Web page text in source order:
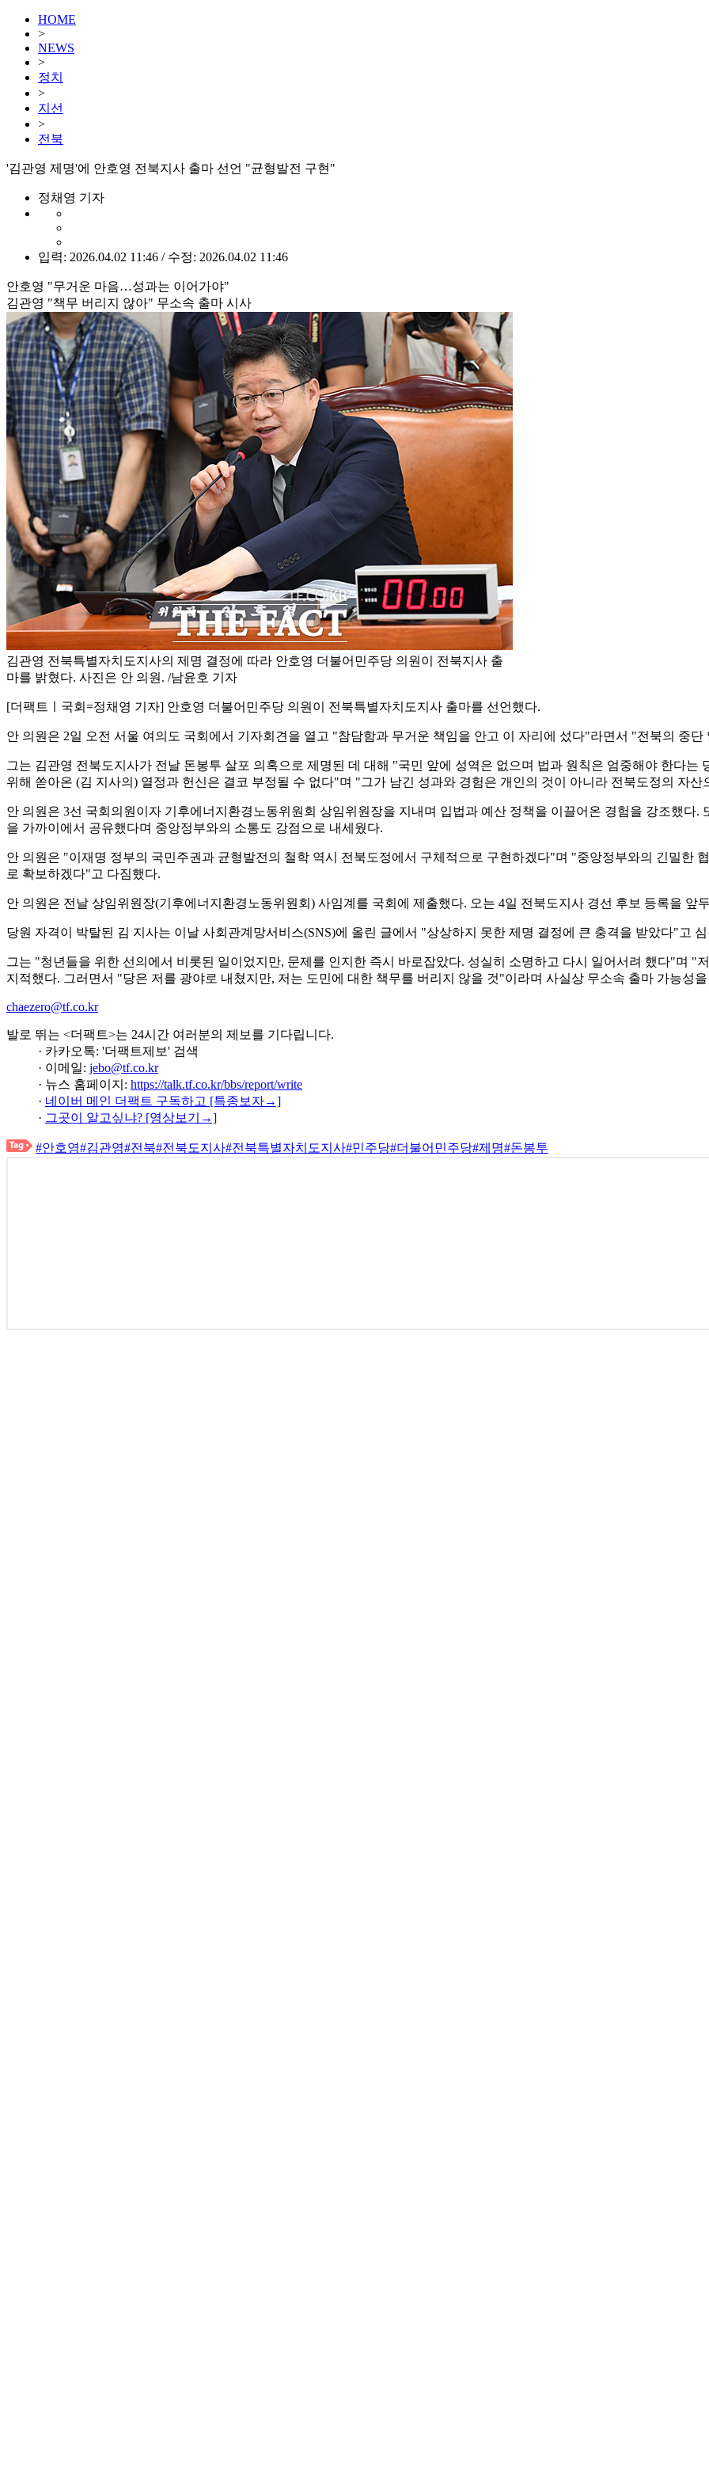
HOME
>
NEWS
>
정치
>
지선
>
전북
'김관영 제명'에 안호영 전북지사 출마 선언 "균형발전 구현"
정채영 기자
입력: 2026.04.02 11:46 / 수정: 2026.04.02 11:46
안호영 "무거운 마음…성과는 이어가야"
김관영 "책무 버리지 않아" 무소속 출마 시사
김관영 전북특별자치도지사의 제명 결정에 따라 안호영 더불어민주당 의원이 전북지사 출
마를 밝혔다. 사진은 안 의원. /남윤호 기자
[더팩트ㅣ국회=정채영 기자] 안호영 더불어민주당 의원이 전북특별자치도지사 출마를 선언했다.
안 의원은 2일 오전 서울 여의도 국회에서 기자회견을 열고 "참담함과 무거운 책임을 안고 이 자리에 섰다"라면서 "전북의 중
그는 김관영 전북도지사가 전날 돈봉투 살포 의혹으로 제명된 데 대해 "국민 앞에 성역은 없으며 법과 원칙은 엄중해야 한다
위해 쏟아온 (김 지사의) 열정과 헌신은 결코 부정될 수 없다"며 "그가 남긴 성과와 경험은 개인의 것이 아니라 전북도정의 자
안 의원은 3선 국회의원이자 기후에너지환경노동위원회 상임위원장을 지내며 입법과 예산 정책을 이끌어온 경험을 강조했다
을 가까이에서 공유했다며 중앙정부와의 소통도 강점으로 내세웠다.
안 의원은 "이재명 정부의 국민주권과 균형발전의 철학 역시 전북도정에서 구체적으로 구현하겠다"며 "중앙정부와의 긴밀한
로 확보하겠다"고 다짐했다.
안 의원은 전날 상임위원장(기후에너지환경노동위원회) 사임계를 국회에 제출했다. 오는 4일 전북도지사 경선 후보 등록을 앞
당원 자격이 박탈된 김 지사는 이날 사회관계망서비스(SNS)에 올린 글에서 "상상하지 못한 제명 결정에 큰 충격을 받았다"고
그는 "청년들을 위한 선의에서 비롯된 일이었지만, 문제를 인지한 즉시 바로잡았다. 성실히 소명하고 다시 일어서려 했다"며 "
지적했다. 그러면서 "당은 저를 광야로 내쳤지만, 저는 도민에 대한 책무를 버리지 않을 것"이라며 사실상 무소속 출마 가능성
chaezero@tf.co.kr
발로 뛰는 <더팩트>는 24시간 여러분의 제보를 기다립니다.
· 카카오톡: '더팩트제보' 검색
· 이메일: jebo@tf.co.kr
· 뉴스 홈페이지: https://talk.tf.co.kr/bbs/report/write
· 네이버 메인 더팩트 구독하고 [특종보자→]
· 그곳이 알고싶냐? [영상보기→]
#안호영#김관영#전북#전북도지사#전북특별자치도지사#민주당#더불어민주당#제명#돈봉투